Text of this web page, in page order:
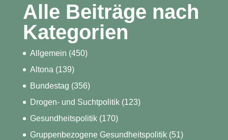
Alle Beiträge nach
Kategorien
Allgemein (450)
Altona (139)
Bundestag (356)
Drogen- und Suchtpolitik(123)
Gesundheitspolitik(170)
Gruppenbezogene Gesundheitspolitik(51)